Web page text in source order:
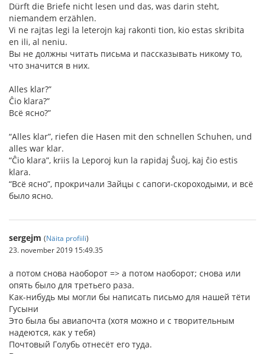
Dürft die Briefe nicht lesen und das, was darin steht,
niemandem erzählen.
Vi ne rajtas legi la leterojn kaj rakonti tion, kio estas skribita
en ili, al neniu.
Вы не должны читать письма и пассказывать никому то,
что значится в них.
Alles klar?”
Ĉio klara?”
Всё ясно?”
“Alles klar”, riefen die Hasen mit den schnellen Schuhen, und
alles war klar.
“Ĉio klara”, kriis la Leporoj kun la rapidaj Ŝuoj, kaj ĉio estis
klara.
“Всё ясно”, прокричали Зайцы с сапоги-скороходыми, и всё
было ясно.
sergejm (Näita profiili)
23. november 2019 15:49.35
а потом снова наоборот => а потом наоборот; снова или
опять было для третьего раза.
Как-нибудь мы могли бы написать письмо для нашей тёти
Гусыни
Это была бы авиапочта (хотя можно и с творительным
надеются, как у тебя)
Почтовый Голубь отнесёт его туда.